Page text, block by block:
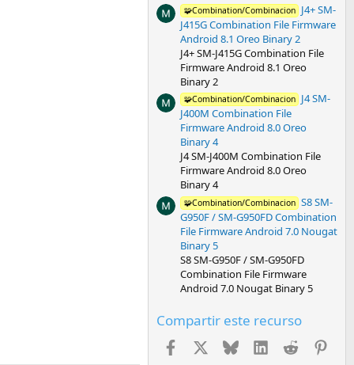
🧩Combination/Combinacion J4+ SM-
J415G Combination File Firmware
Android 8.1 Oreo Binary 2
J4+ SM-J415G Combination File
Firmware Android 8.1 Oreo
Binary 2
🧩Combination/Combinacion J4 SM-
J400M Combination File
Firmware Android 8.0 Oreo
Binary 4
J4 SM-J400M Combination File
Firmware Android 8.0 Oreo
Binary 4
🧩Combination/Combinacion S8 SM-
G950F / SM-G950FD Combination
File Firmware Android 7.0 Nougat
Binary 5
S8 SM-G950F / SM-G950FD
Combination File Firmware
Android 7.0 Nougat Binary 5
Compartir este recurso
Facebook Bluesky LinkedInReddit